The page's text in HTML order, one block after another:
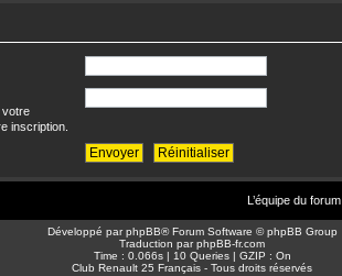
votre
inscription.
L’équipe du forum
Développé parphpBB® Forum Software © phpBB Group
Traduction parphpBB-fr.com
Time : 0.066s | 10 Queries | GZIP : On
Club Renault 25 Français - Tous droits réservés